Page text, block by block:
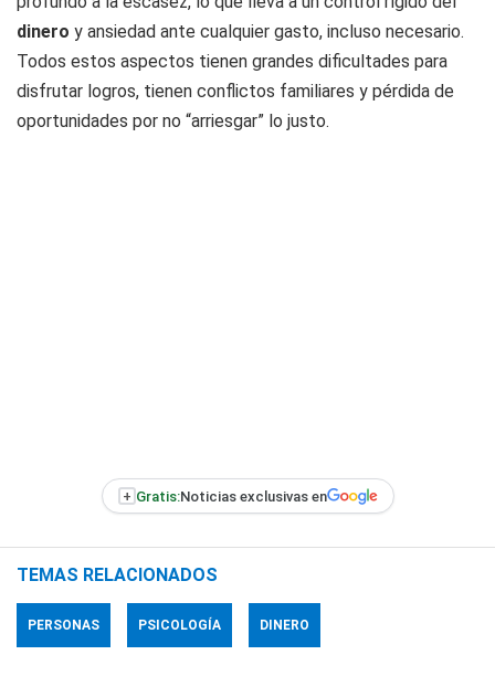
dinero y ansiedad ante cualquier gasto, incluso necesario.
Todos estos aspectos tienen grandes dificultades para
disfrutar logros, tienen conflictos familiares y pérdida de
oportunidades por no “arriesgar” lo justo.
+ Gratis:Noticias exclusivas en
TEMAS RELACIONADOS
PERSONAS PSICOLOGÍA DINERO